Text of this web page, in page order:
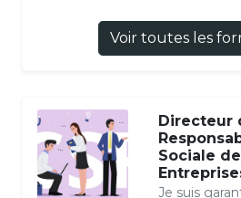
Voir toutes les
Directeur
Sociale
Je suis